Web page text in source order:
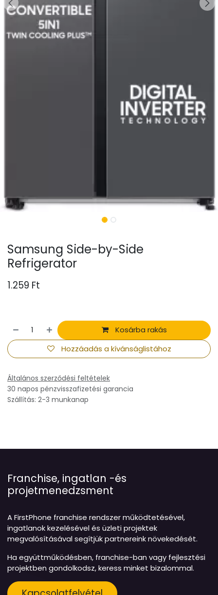
Samsung Side-by-Side
Refrigerator
1.259 Ft
Kosárba rakás
Hozzáadás a kívánságlistához
Általános szerződési feltételek
30 napos pénzvisszafizetési garancia
Szállítás: 2-3 munkanap
Franchise, ingatlan -és
projetmenedzsment
A FirstPhone franchise rendszer működtetésével,
ingatlanok kezelésével és üzleti projektek
megvalósításával segítjük partnereink növekedését.
Ha együttműködésben, franchise-ban vagy fejlesztési
projektben gondolkodsz, keress minket bizalommal.